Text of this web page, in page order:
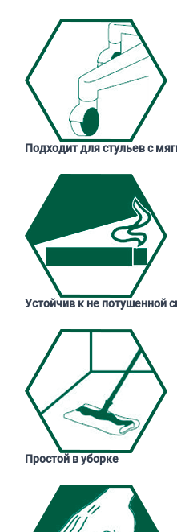
Подходит для стульев с
Устойчив к не потушенной
Простой в уборке